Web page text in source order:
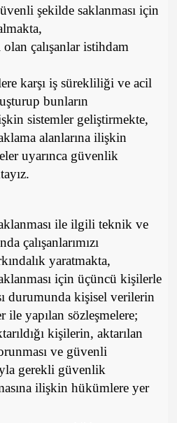
şekilde saklanması için
çalışanlar istihdam
karşı iş sürekliliği ve acil
bunların
sistemler geliştirmekte,
alanlarına ilişkin
uyarınca güvenlik
ile ilgili teknik ve
çalışanlarımızı
yaratmakta,
için üçüncü kişilerle
durumunda kişisel verilerin
ile yapılan sözleşmelere;
kişilerin, aktarılan
ve güvenli
gerekli güvenlik
ilişkin hükümlere yer